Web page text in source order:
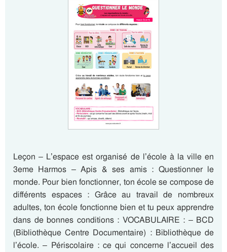
Leçon – L’espace est organisé de l’école à la ville en
3eme Harmos – Apis & ses amis : Questionner le
monde. Pour bien fonctionner, ton école se compose de
différents espaces : Grâce au travail de nombreux
adultes, ton école fonctionne bien et tu peux apprendre
dans de bonnes conditions : VOCABULAIRE : – BCD
(Bibliothèque Centre Documentaire) : Bibliothèque de
l’école. – Périscolaire : ce qui concerne l’accueil des